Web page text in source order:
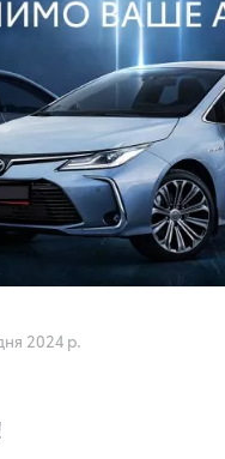
2024 р.